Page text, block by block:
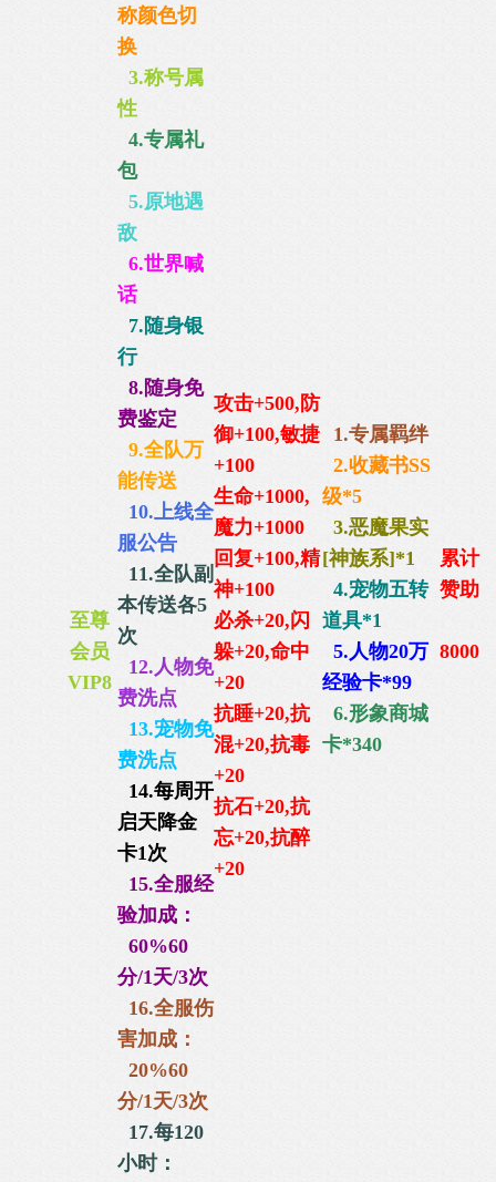
至尊
会员
VIP8
称颜色切
换
3.称号属
性
4.专属礼
包
5.原地遇
敌
6.世界喊
话
7.随身银
行
8.随身免
费鉴定
9.全队万
能传送
10.上线全
服公告
11.全队副
本传送各5
次
12.人物免
费洗点
13.宠物免
费洗点
14.每周开
启天降金
卡1次
15.全服经
验加成：
60%60
分/1天/3次
16.全服伤
害加成：
20%60
分/1天/3次
17.每120
小时：
攻击+500,防
御+100,敏捷
+100
生命+1000,
魔力+1000
回复+100,精
神+100
必杀+20,闪
躲+20,命中
+20
抗睡+20,抗
混+20,抗毒
+20
抗石+20,抗
忘+20,抗醉
+20
1.专属羁绊
2.收藏书SS
级*5
3.恶魔果实
[神族系]*1
4.宠物五转
道具*1
5.人物20万
经验卡*99
6.形象商城
卡*340
累计
赞助
8000